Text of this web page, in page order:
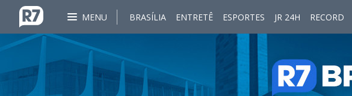
MENU BRASÍLIA ENTRETÊ ESPORTES JR 24H RECORD